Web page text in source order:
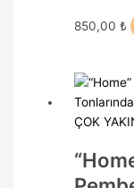
850,00 ₺
ÇOK